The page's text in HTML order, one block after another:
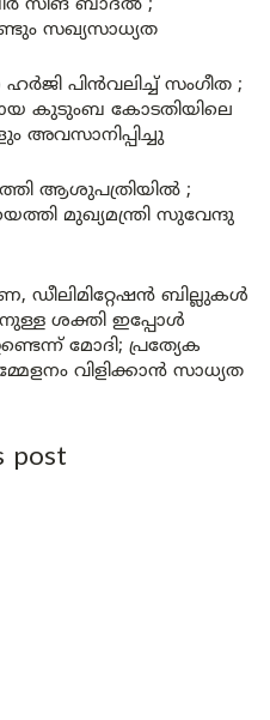
സിങ് ബാദൽ ;
സഖ്യസാധ്യത
പിൻവലിച്ച് സംഗീത ;
കുടുംബ കോടതിയിലെ
അവസാനിപ്പിച്ചു
ആശുപത്രിയിൽ ;
മുഖ്യമന്ത്രി സുവേന്ദു
ഡീലിമിറ്റേഷൻ ബില്ലുകൾ
ശക്തി ഇപ്പോൾ
മോദി; പ്രത്യേക
വിളിക്കാൻ സാധ്യത
post